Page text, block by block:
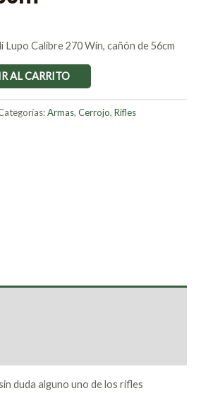
Lupo Calibre 270 Win, cañón de 56cm
AL CARRITO
Armas, Cerrojo, Rifles
duda alguno uno de los rifles